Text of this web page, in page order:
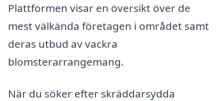
Plattformen visar en översikt över de
mest välkända företagen i området samt
deras utbud av vackra
blomsterarrangemang.
När du söker efter skräddarsydda